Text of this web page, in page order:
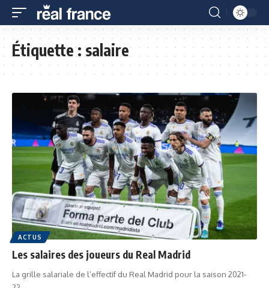
Étiquette :salaire
ACTUS
Les salaires des joueurs du Real Madrid
La grille salariale de l’effectif du Real Madrid pour la saison 2021-